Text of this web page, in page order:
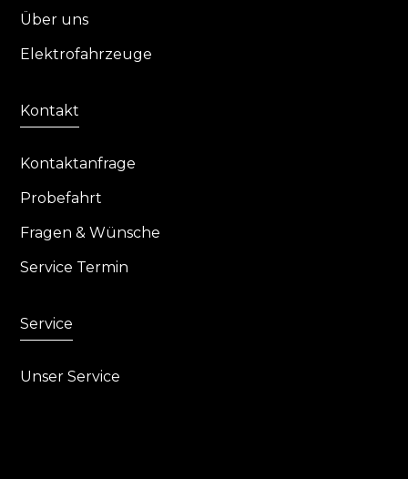
Über uns
Elektrofahrzeuge
Kontakt
Kontaktanfrage
Probefahrt
Fragen & Wünsche
Service Termin
Service
Unser Service